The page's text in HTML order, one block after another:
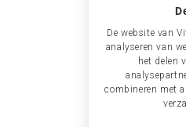
De website van
analyseren van
het delen
combineren met